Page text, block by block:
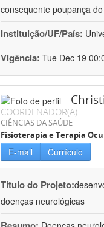
consequente poupança
Instituição/UF/País:
Vigência: Tue Dec 19
COORDENADOR(A)
CIÊNCIAS DA SAÚDE
Fisioterapia e Terapia
E-mail Currículo
Título do Projeto:
doenças neurológicas